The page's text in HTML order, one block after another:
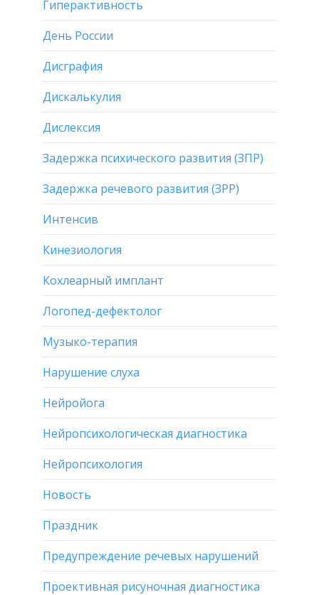
Гиперактивность
День России
Дисграфия
Дискалькулия
Дислексия
Задержка психического развития (ЗПР)
Задержка речевого развития (ЗРР)
Интенсив
Кинезиология
Кохлеарный имплант
Логопед-дефектолог
Музыко-терапия
Нарушение слуха
Нейройога
Нейропсихологическая диагностика
Нейропсихология
Новость
Праздник
Предупреждение речевых нарушений
Проективная рисуночная диагностика